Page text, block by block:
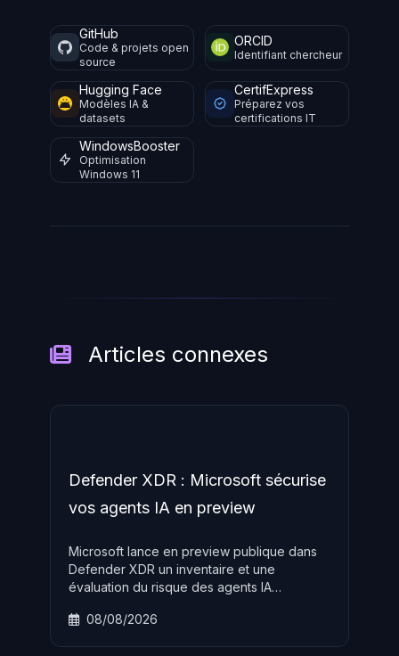
GitHub
Code & projets open
source
ORCID
Identifiant chercheur
Hugging Face
Modèles IA &
datasets
CertifExpress
Préparez vos
certifications IT
WindowsBooster
Optimisation
Windows 11
Articles connexes
Defender XDR : Microsoft sécurise
vos agents IA en preview
Microsoft lance en preview publique dans
Defender XDR un inventaire et une
évaluation du risque des agents IA
requêtes KQL et recommandations de
08/08/2026